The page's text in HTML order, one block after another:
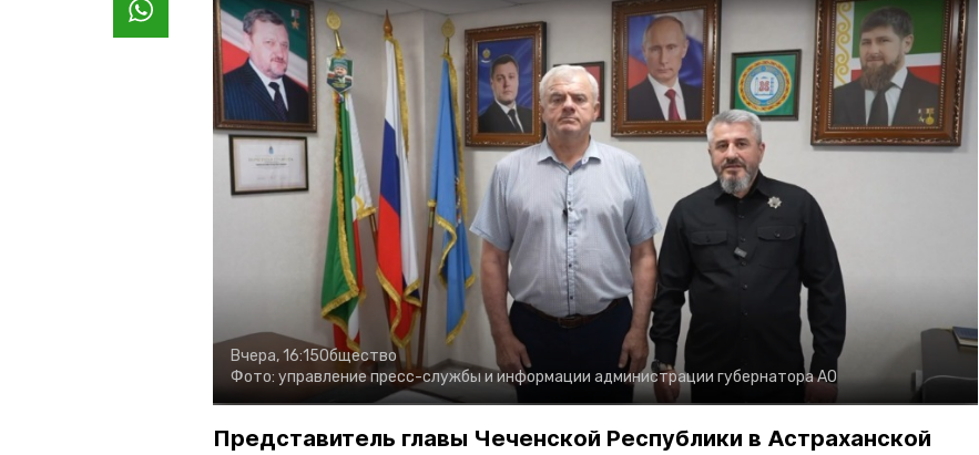
Вчера, 16:15Общество
Фото: управление пресс-службы и информации администрации губернатора АО
Представитель главы Чеченской Республики в Астраханской